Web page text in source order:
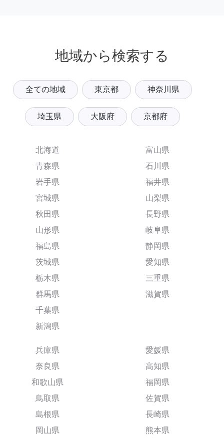
地域から検索する
全ての地域 東京都 神奈川県
埼玉県 大阪府 京都府
北海道
青森県
岩手県
宮城県
秋田県
山形県
福島県
茨城県
栃木県
群馬県
千葉県
新潟県
富山県
石川県
福井県
山梨県
長野県
岐阜県
静岡県
愛知県
三重県
滋賀県
兵庫県
奈良県
和歌山県
鳥取県
島根県
岡山県
愛媛県
高知県
福岡県
佐賀県
長崎県
熊本県